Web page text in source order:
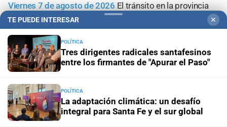
Viernes 7 de agosto de 2026 El tránsito en la provincia
de Santa Fe; la información minuto a minuto
TE PUEDE INTERESAR ✕
POLÍTICA
Tres dirigentes radicales santafesinos
entre los firmantes de "Apurar el Paso"
POLÍTICA
La adaptación climática: un desafío
integral para Santa Fe y el sur global